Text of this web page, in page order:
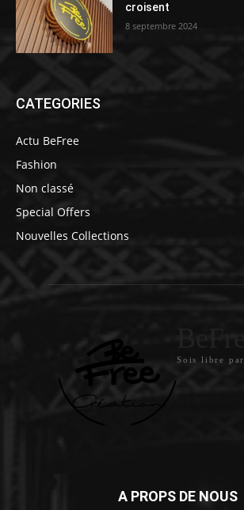
croisent
8 septembre 2024
CATEGORIES
Actu BeFree
Fashion
Non classé
Special Offers
Nouvelles Collections
Sois libre
A PROPS DE NOUS